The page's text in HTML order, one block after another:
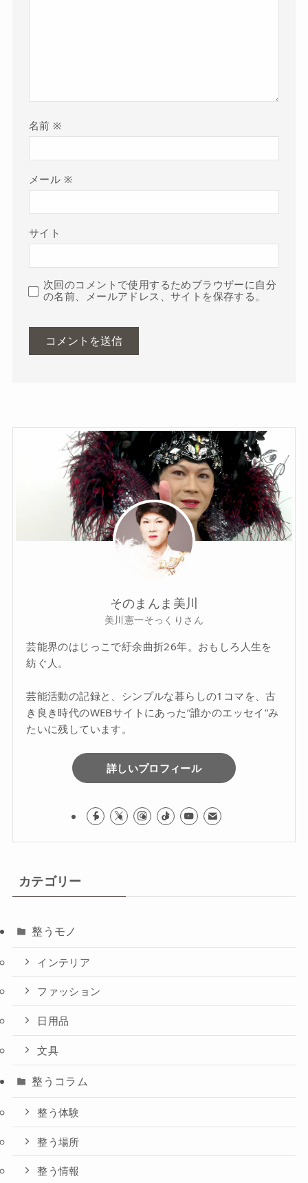
名前※
メール ※
サイト
次回のコメントで使用するためブラウザーに自分
の名前、メールアドレス、サイトを保存する。
そのまんま美川
美川憲一そっくりさん
芸能界のはじっこで紆余曲折26年。おもしろ人生を
紡ぐ人。
芸能活動の記録と、シンプルな暮らしの1コマを、古
き良き時代のWEBサイトにあった”誰かのエッセイ”み
たいに残しています。
詳しいプロフィール
カテゴリー
整うモノ
インテリア
ファッション
日用品
文具
整うコラム
整う体験
整う場所
整う情報